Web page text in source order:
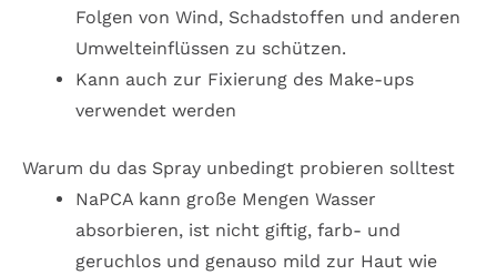
Folgen von Wind, Schadstoffen und anderen
Umwelteinflüssen zu schützen.
Kann auch zur Fixierung des Make-ups
verwendet werden
Warum du das Spray unbedingt probieren solltest
NaPCA kann große Mengen Wasser
absorbieren, ist nicht giftig, farb- und
geruchlos und genauso mild zur Haut wie